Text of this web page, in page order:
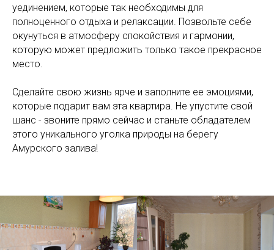
уединением, которые так необходимы для
полноценного отдыха и релаксации. Позвольте себе
окунуться в атмосферу спокойствия и гармонии,
которую может предложить только такое прекрасное
место.
Сделайте свою жизнь ярче и заполните ее эмоциями,
которые подарит вам эта квартира. Не упустите свой
шанс - звоните прямо сейчас и станьте обладателем
этого уникального уголка природы на берегу
Амурского залива!